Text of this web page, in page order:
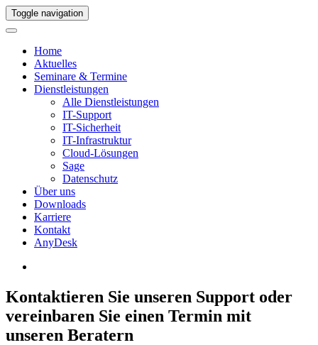
Toggle navigation
Home
Aktuelles
Seminare & Termine
Dienstleistungen
Alle Dienstleistungen
IT-Support
IT-Sicherheit
IT-Infrastruktur
Cloud-Lösungen
Sage
Datenschutz
Über uns
Downloads
Karriere
Kontakt
AnyDesk
Kontaktieren Sie unseren Support oder
vereinbaren Sie einen Termin mit
unseren Beratern